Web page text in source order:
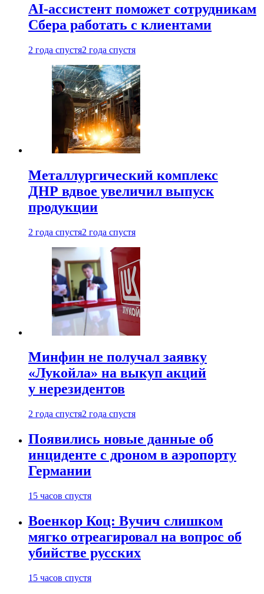
AI-ассистент поможет сотрудникам
Сбера работать с клиентами
2 года спустя2 года спустя
Металлургический комплекс
ДНР вдвое увеличил выпуск
продукции
2 года спустя2 года спустя
Минфин не получал заявку
«Лукойла» на выкуп акций
у нерезидентов
2 года спустя2 года спустя
Появились новые данные об
инциденте с дроном в аэропорту
Германии
15 часов спустя
Военкор Коц: Вучич слишком
мягко отреагировал на вопрос об
убийстве русских
15 часов спустя